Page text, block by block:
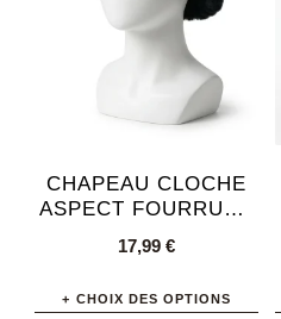
CHAPEAU CLOCHE
ASPECT FOURRURE
HIVER AJUSTABLE
17,99 €
CHOIX DES OPTIONS